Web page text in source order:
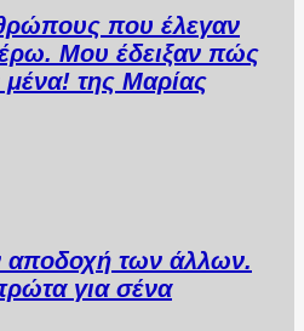
που έλεγαν
Μου έδειξαν πώς
μένα! της Μαρίας
αποδοχή των άλλων.
για σένα